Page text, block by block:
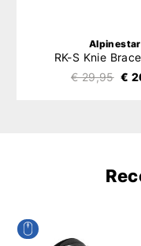
RK-S Knie
€ 29,95 €